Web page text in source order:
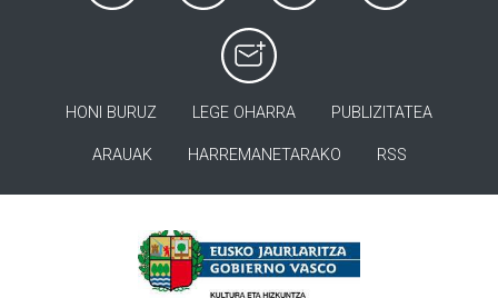
HONI BURUZ LEGE OHARRA PUBLIZITATEA
ARAUAK HARREMANETARAKO RSS